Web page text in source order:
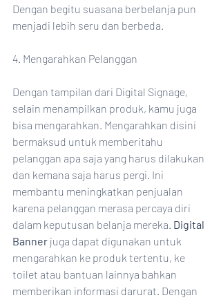
Dengan begitu suasana berbelanja pun
menjadi lebih seru dan berbeda.
4. Mengarahkan Pelanggan
Dengan tampilan dari Digital Signage,
selain menampilkan produk, kamu juga
bisa mengarahkan. Mengarahkan disini
bermaksud untuk memberitahu
pelanggan apa saja yang harus dilakukan
dan kemana saja harus pergi. Ini
membantu meningkatkan penjualan
karena pelanggan merasa percaya diri
dalam keputusan belanja mereka. Digital
Banner juga dapat digunakan untuk
mengarahkan ke produk tertentu, ke
toilet atau bantuan lainnya bahkan
memberikan informasi darurat. Dengan